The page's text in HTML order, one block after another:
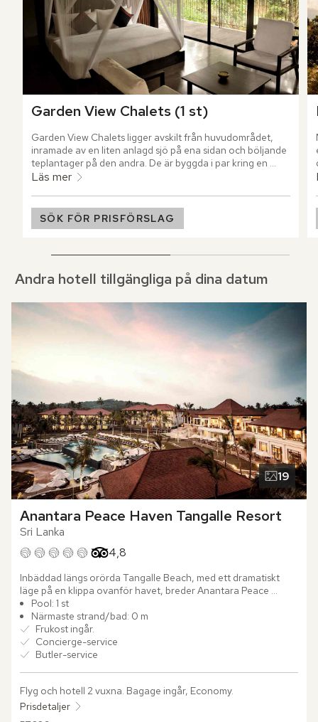
Garden View Chalets (1 st)
Garden View Chalets ligger avskilt från huvudområdet,
inramade av en liten anlagd sjö på ena sidan och böljande
teplantager på den andra. De är byggda i par kring en
öppen gemensam yta, med ljusa interiörer och utsikt över
Läs mer
SÖK FÖR PRISFÖRSLAG
Andra hotell tillgängliga på dina datum
19
Anantara Peace Haven Tangalle Resort
Sri Lanka
4,8
Betyg från Tripadvisor: 4.8 of 5
Inbäddad längs orörda Tangalle Beach, med ett dramatiskt
läge på en klippa ovanför havet, breder Anantara Peace
Haven Tangalle Resort ut sig med vidsträckta vyer över Indiska
oceanen. Detta exklusiva hotell är placerat på ett före detta
kokosnötsplantage där en stilla bäck slingrar sig genom
området, omgiven av frodiga risfält och ett rikt djur- och
växtliv som förstärker känslan av ro.
välkomnande atmosfären. Rottingmöbler och handfärgade
batiktyger bidrar till den lokala charm som genomsyrar hela
hotellet.
Pool: 1 st
Närmaste strand/bad: 0 m
Frukost ingår.
Concierge-service
Butler-service
Flyg och hotell 2 vuxna. Bagage ingår, Economy.
Prisdetaljer